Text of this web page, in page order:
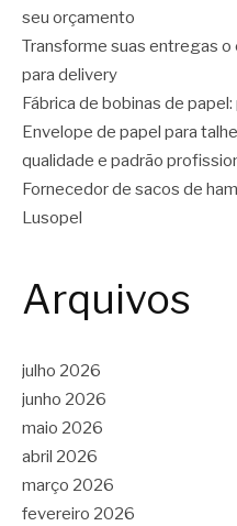
seu orçamento
Transforme suas entregas
para delivery
Fábrica de bobinas de
Envelope de papel para
qualidade e padrão
Fornecedor de sacos de
Lusopel
Arquivos
julho 2026
junho 2026
maio 2026
abril 2026
março 2026
fevereiro 2026